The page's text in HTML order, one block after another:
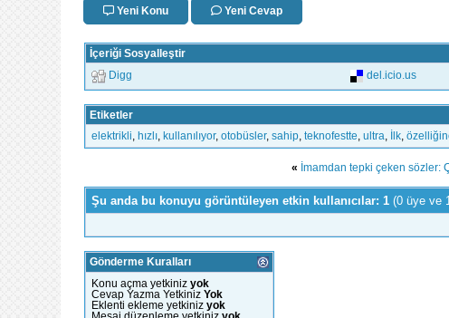
Yeni Konu Yeni Cevap
İçeriği Sosyalleştir
Digg del.icio.us
Etiketler
elektrikli
hızlı, kullanılıyor, otobüsler, sahip, teknofestte ultra İlk,
« İmamdan tepki çeken sözler:
Şu anda bu konuyu görüntüleyen etkin kullanıcılar: 1 (0 üye ve
Gönderme Kuralları
Konu açma yetkiniz yok
Cevap Yazma Yetkiniz Yok
Eklenti ekleme yetkiniz yok